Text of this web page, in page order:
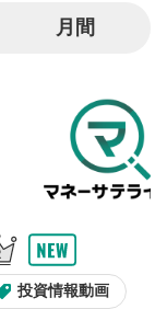
す。
ックすると元
月間
投資情報動画